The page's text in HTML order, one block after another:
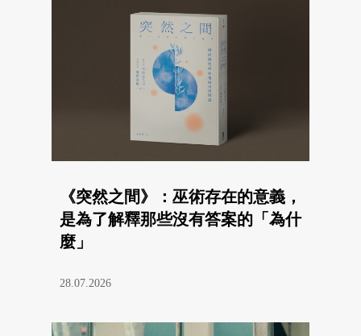
《突然之間》：巫術存在的意義，
是為了解釋那些沒有答案的「為什
麼」
28.07.2026